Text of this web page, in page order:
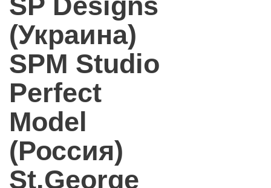
(Украина)
SPM Studio
Perfect
Model
(Россия)
St.George